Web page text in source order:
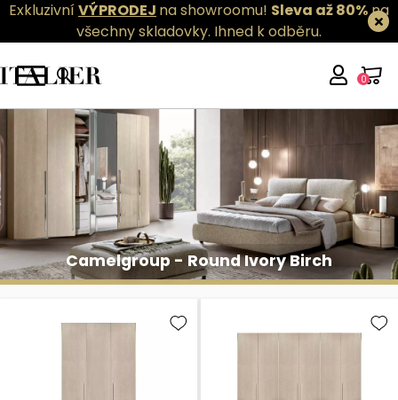
ExkluzivníVÝPRODEJ na showroomu! Sleva až 80%na
všechny skladovky. Ihned k odběru.
0
Camelgroup - Round Ivory Birch
Camelgroup - Round Ivory Birch